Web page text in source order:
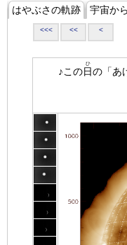
はやぶさの軌跡 宇宙か
<<< << <
♪この日
ひ
の「あ